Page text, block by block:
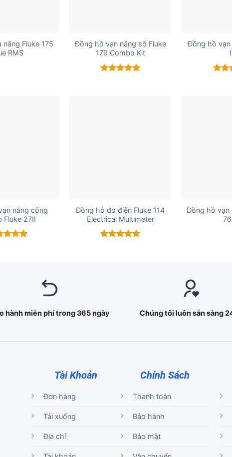
Fluke 175
RMS
Đồng hồ vạn năng số Fluke
179 Combo Kit
Đồng hồ vạn
năng công
Fluke 27II
Đồng hồ đo điện Fluke 114
Electrical Multimeter
Đồng hồ vạn
hành miễn phí trong 365 ngày Chúng tôi luôn sẵn sàng
Tài Khoản
Đơn hàng
Tải xuống
Địa chỉ
Chính Sách
Thanh toán
Bảo hành
Bảo mật